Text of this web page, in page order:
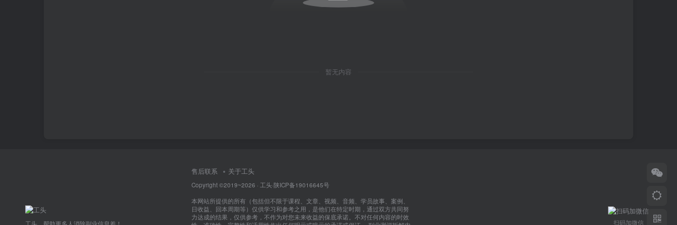
暂无内容
工头，帮助更多人消除副业信息差！
售后联系 关于工头
Copyright ©2019~2026 · 工头·陕ICP备19016645号
本网站所提供的所有（包括但不限于课程、文章、视频、音频、学员故事、案例、
日收益、回本周期等）仅供学习和参考之用，是他们在特定时期，通过双方共同努
力达成的结果，仅供参考，不作为对您未来收益的保底承诺。不对任何内容的时效
扫码加微信